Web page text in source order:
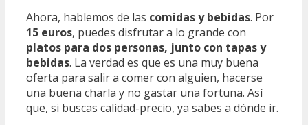
Ahora, hablemos de las comidas y bebidas. Por
15 euros, puedes disfrutar a lo grande con
platos para dos personas, junto con tapas y
bebidas. La verdad es que es una muy buena
oferta para salir a comer con alguien, hacerse
una buena charla y no gastar una fortuna. Así
que, si buscas calidad-precio, ya sabes a dónde ir.